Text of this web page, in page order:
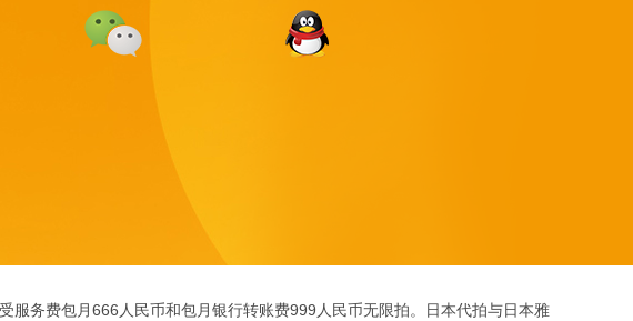
受服务费包月666人民币和包月银行转账费999人民币无限拍。日本代拍与日本雅